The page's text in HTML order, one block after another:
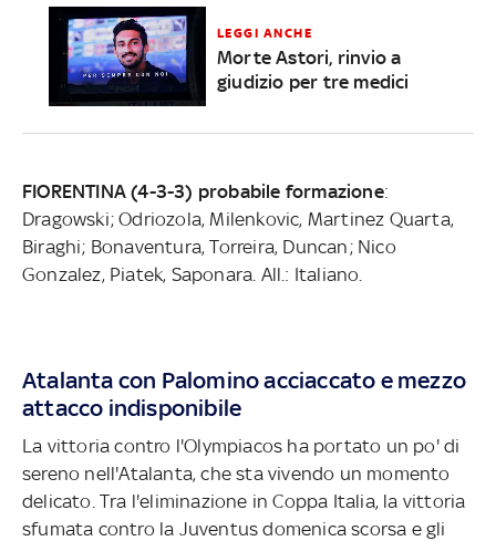
LEGGI ANCHE
Morte Astori, rinvio a
giudizio per tre medici
FIORENTINA (4-3-3) probabile formazione:
Dragowski; Odriozola, Milenkovic, Martinez Quarta,
Biraghi; Bonaventura, Torreira, Duncan; Nico
Gonzalez, Piatek, Saponara. All.: Italiano.
Atalanta con Palomino acciaccato e mezzo
attacco indisponibile
La vittoria contro l'Olympiacos ha portato un po' di
sereno nell'Atalanta, che sta vivendo un momento
delicato. Tra l'eliminazione in Coppa Italia, la vittoria
sfumata contro la Juventus domenica scorsa e gli